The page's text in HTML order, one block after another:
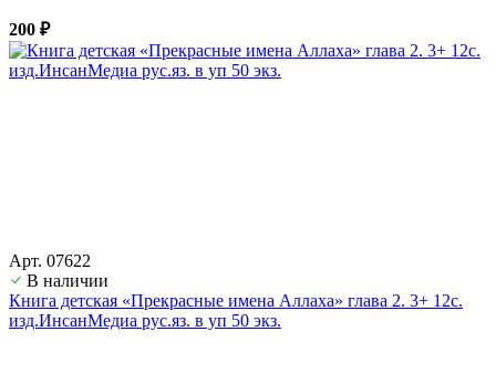
200 ₽
Арт. 07622
В наличии
Книга детская «Прекрасные имена Аллаха» глава 2. 3+ 12с.
изд.ИнсанМедиа рус.яз. в уп 50 экз.